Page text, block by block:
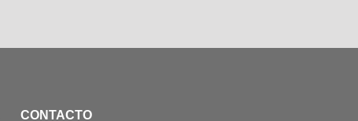
CONTACTO